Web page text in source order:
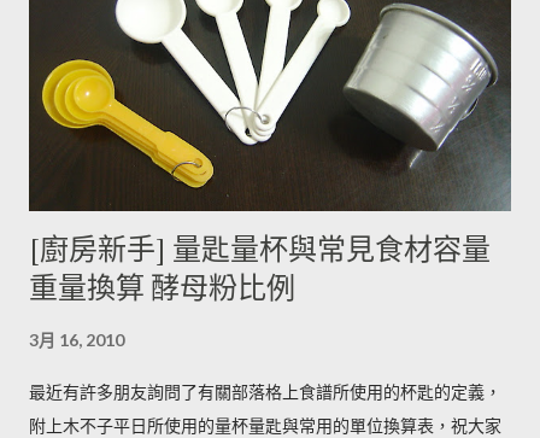
能引起生物鹼含量倍增，甚至到正常量(每100公克馬鈴薯含2~15
毫克生物鹼)的三倍。 (書中提到的壓力環境下生長，木不子不是
很了解壓力環境的定義，歡迎有種植經驗的朋友分享。) ◆ 馬鈴
薯應該如何正確儲藏？ 1. 放在陰暗角落避免受光線照射持續增加
生物鹼。 2. 別放進冰箱冷藏，低溫冷藏儲存過的馬鈴薯，切開後
烹煮變黑的情形較常溫儲存的馬鈴薯嚴重。 2014/12/12修正，
木不子誤解《食物與廚藝 蔬果、香料、穀物》 P82~85的文字
意義，請大家掠過這段說法。自己的經驗是冰過的馬鈴薯煮完比
較容易發黑，但是目前還找不到相關的原因。歡迎大家提供。 3.
淨蒸熟，接著再依據料理需求切塊或壓泥分裝，送入冷凍庫冷
凍。必須注意的是，在馬鈴薯冷凍的過程，水分會與澱粉脫離，
所以解凍馬鈴薯塊時馬鈴薯會出水，不同的馬鈴薯品種，出水程
[廚房新手] 量匙量杯與常見食材容量
重量換算 酵母粉比例
3月 16, 2010
最近有許多朋友詢問了有關部落格上食譜所使用的杯匙的定義，
附上木不子平日所使用的量杯量匙與常用的單位換算表，祝大家